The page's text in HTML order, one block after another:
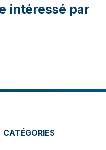
intéressé par
CATÉGORIES